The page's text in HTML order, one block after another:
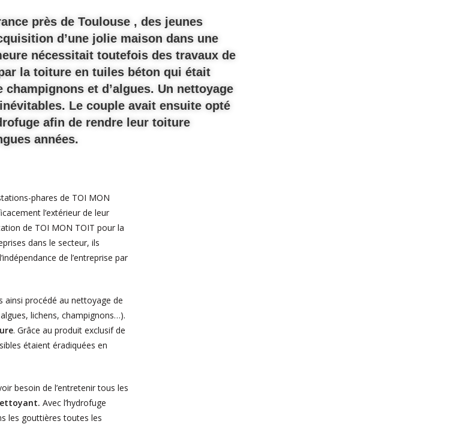
près de Toulouse , des jeunes
d’une jolie maison dans une
nécessitait toutefois des travaux de
la toiture en tuiles béton qui était
et d’algues. Un nettoyage
Le couple avait ensuite opté
afin de rendre leur toiture
années.
phares de TOI MON
l’extérieur de leur
de TOI MON TOIT pour la
dans le secteur, ils
de l’entreprise par
ainsi procédé au nettoyage de
lichens, champignons…).
. Grâce au produit exclusif de
étaient éradiquées en
besoin de l’entretenir tous les
Avec l’hydrofuge
les gouttières toutes les